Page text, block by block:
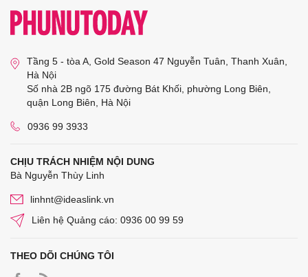
Tầng 5 - tòa A, Gold Season 47 Nguyễn Tuân, Thanh Xuân,
Hà Nội
Số nhà 2B ngõ 175 đường Bát Khối, phường Long Biên,
quận Long Biên, Hà Nội
0936 99 3933
CHỊU TRÁCH NHIỆM NỘI DUNG
Bà Nguyễn Thùy Linh
linhnt@ideaslink.vn
Liên hệ Quảng cáo: 0936 00 99 59
THEO DÕI CHÚNG TÔI